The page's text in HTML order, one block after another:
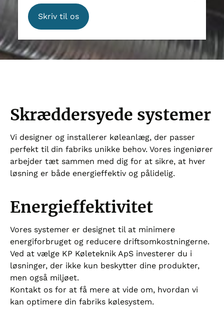
Skræddersyede systemer
Vi designer og installerer køleanlæg, der passer
perfekt til din fabriks unikke behov. Vores ingeniører
arbejder tæt sammen med dig for at sikre, at hver
løsning er både energieffektiv og pålidelig.
Energieffektivitet
Vores systemer er designet til at minimere
energiforbruget og reducere driftsomkostningerne.
Ved at vælge KP Køleteknik ApS investerer du i
løsninger, der ikke kun beskytter dine produkter,
men også miljøet.
Kontakt os for at få mere at vide om, hvordan vi
kan optimere din fabriks kølesystem.